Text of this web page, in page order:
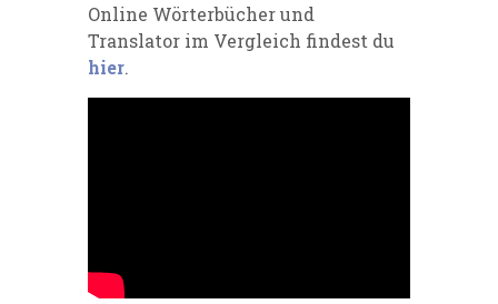
Online Wörterbücher und
Translator im Vergleich findest du
hier.